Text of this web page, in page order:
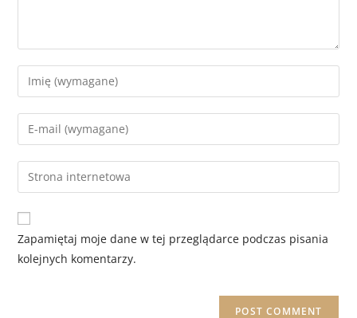
Zapamiętaj moje dane w tej przeglądarce podczas pisania
kolejnych komentarzy.